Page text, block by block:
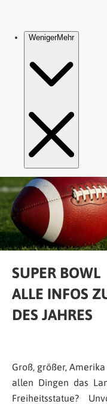
SUPER BOWL
ALLE INFOS
DES JAHRES
Groß, größer,
allen Dingen das
Freiheitsstatue?